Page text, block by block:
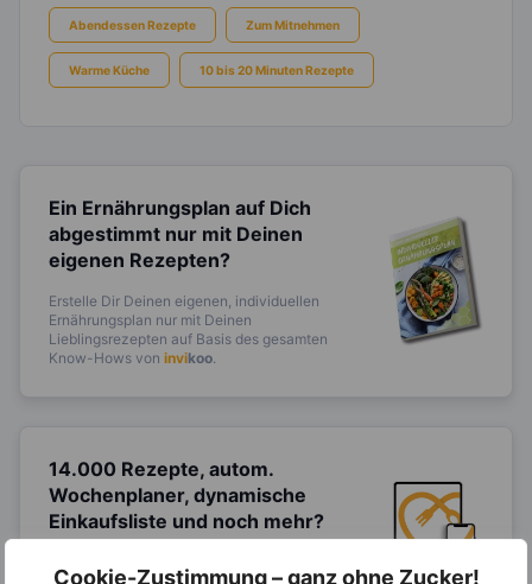
Cookie-Zustimmung – ganz ohne Zucker!
Abendessen Rezepte Zum Mitnehmen
Warme Küche 10 bis 20 Minuten Rezepte
Ein Ernährungsplan auf Dich
abgestimmt nur mit Deinen
eigenen Rezepten?
Erstelle Dir Deinen eigenen, individuellen
Ernährungsplan nur mit Deinen
Lieblingsrezepten auf Basis des gesamten
Know-Hows von invikoo
14.000 Rezepte, autom.
Wochenplaner, dynamische
Einkaufsliste und noch mehr?